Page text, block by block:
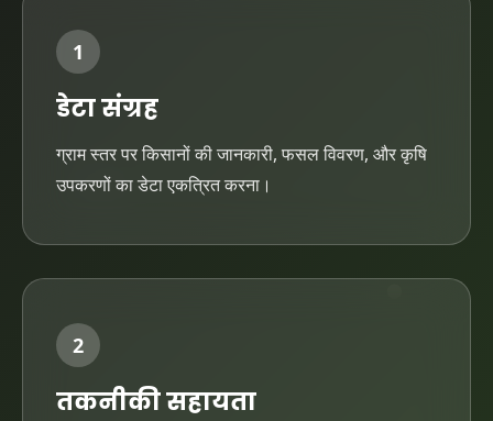
1
डेटा संग्रह
ग्राम स्तर पर किसानों की जानकारी, फसल विवरण, और कृषि
उपकरणों का डेटा एकत्रित करना।
2
तकनीकी सहायता